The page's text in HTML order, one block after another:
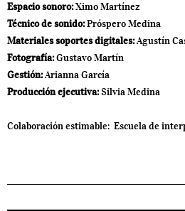
Espacio sonoro:Ximo Martínez
Técnico de sonido:Próspero Medina
Materiales soportes digitales:Agustín
Fotografía:Gustavo Martín
Gestión:Arianna García
Producción ejecutiva:Silvia Medina
Colaboración estimable: Escuela de